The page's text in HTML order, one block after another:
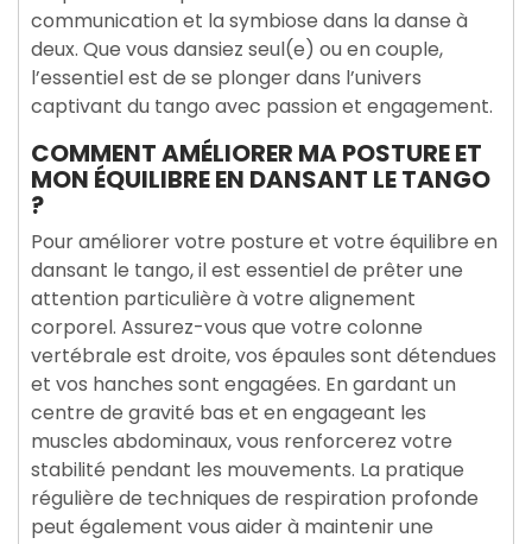
communication et la symbiose dans la danse à
deux. Que vous dansiez seul(e) ou en couple,
l’essentiel est de se plonger dans l’univers
captivant du tango avec passion et engagement.
COMMENT AMÉLIORER MA POSTURE ET
MON ÉQUILIBRE EN DANSANT LE TANGO
?
Pour améliorer votre posture et votre équilibre en
dansant le tango, il est essentiel de prêter une
attention particulière à votre alignement
corporel. Assurez-vous que votre colonne
vertébrale est droite, vos épaules sont détendues
et vos hanches sont engagées. En gardant un
centre de gravité bas et en engageant les
muscles abdominaux, vous renforcerez votre
stabilité pendant les mouvements. La pratique
régulière de techniques de respiration profonde
peut également vous aider à maintenir une